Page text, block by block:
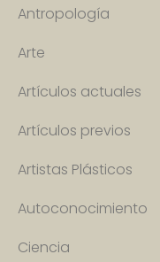
Antropología
Arte
Artículos actuales
Artículos previos
Artistas Plásticos
Autoconocimiento
Ciencia